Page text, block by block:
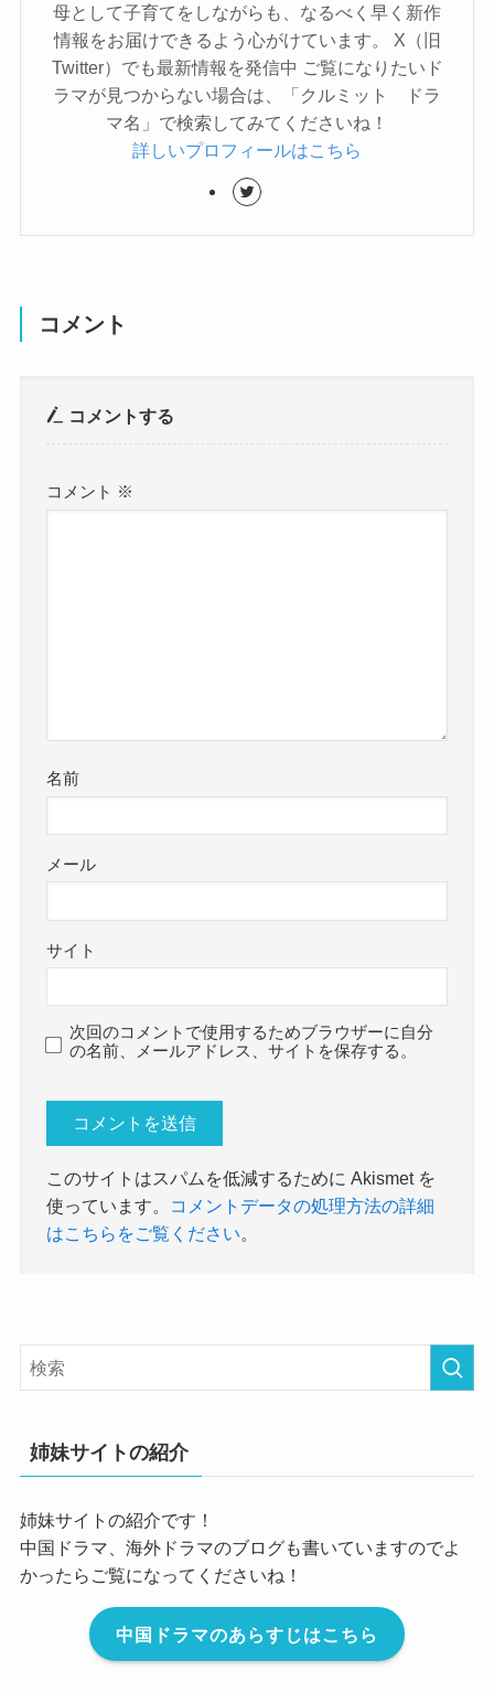
母として子育てをしながらも、なるべく早く新作
情報をお届けできるよう心がけています。 X（旧
Twitter）でも最新情報を発信中 ご覧になりたいド
ラマが見つからない場合は、「クルミット ドラ
マ名」で検索してみてくださいね！
詳しいプロフィールはこちら
コメント
コメントする
コメント ※
名前
メール
サイト
次回のコメントで使用するためブラウザーに自分
の名前、メールアドレス、サイトを保存する。
このサイトはスパムを低減するために Akismet を
使っています。
コメントデータの処理方法の詳細
はこちらをご覧ください。
姉妹サイトの紹介
姉妹サイトの紹介です！
中国ドラマ、海外ドラマのブログも書いていますのでよ
かったらご覧になってくださいね！
中国ドラマのあらすじはこちら